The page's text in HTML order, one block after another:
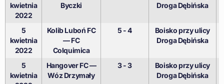
kwietnia
2022
Byczki
Droga Dębińska
5
kwietnia
2022
Kolib Luboń FC
— FC
Colquimica
5 - 4
Boisko przy ulicy
Droga Dębińska
5
kwietnia
Hangover FC —
Wóz Drzymały
3 - 3
Boisko przy ulicy
Droga Dębińska